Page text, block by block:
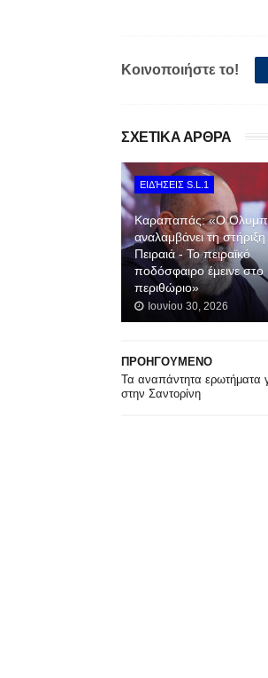
Κοινοποιήστε το!
ΣΧΕΤΙΚΑ ΑΡΘΡΑ
ΕΙΔΉΣΕΙΣ S.L.1
Καραπαπάς: «Ο
αναλαμβάνει τη
Πειραιά - Το πειραϊκό
ποδόσφαιρο έμεινε στο
περιθώριο»
Ιουνίου 30, 2026
ΠΡΟΗΓΟΥΜΕΝΟ
Τα αναπάντητα ερωτήματα
στην Σαντορίνη